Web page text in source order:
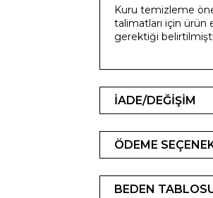
Kuru temizleme
talimatları için
gerektiği
İADE/DEĞİŞİM
ÖDEME
BEDEN